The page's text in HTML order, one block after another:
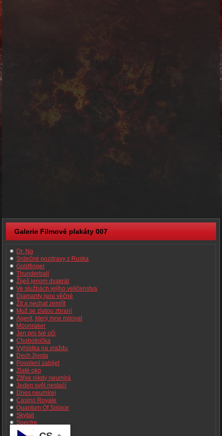
Galerie Filmové plakáty 007
Dr. No
Srdečné pozdravy z Ruska
Goldfinger
Thunderball
Žiješ jenom dvakrát
Ve službách jejího veličenstva
Diamanty jsou věčné
Žít a nechat zemřít
Muž se zlatou zbraní
Agent, který mne miloval
Moonraker
Jen pro tvé oči
Chobotnička
Vyhlídka na vraždu
Dech života
Povolení zabíjet
Zlaté oko
Zítřek nikdy neumírá
Jeden svět nestačí
Dnes neumírej
Casino Royale
Quantum Of Solace
Skyfall
Spectre
Není čas zemřít